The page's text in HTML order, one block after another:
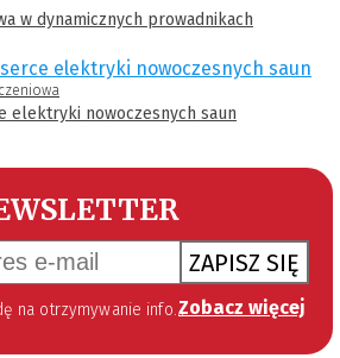
w dynamicznych prowadnikach
elektryki nowoczesnych saun
ZAPISZ SIĘ
zgodnie z przepisem art. 10 ust 2 ustawy z dnia 18 lipca 2002 roku o świadczeniu usług drogą elektroniczną (Dz. U. 144 z 2002 r. poz. 1204). Zgoda jest dobrowolna, jednak jej wyrażenie jest konieczne, aby otrzymywać newsletter. Zobacz więcej